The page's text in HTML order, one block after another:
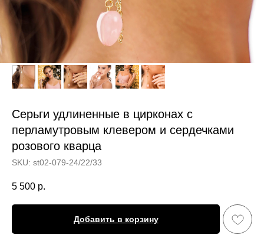
Серьги удлиненные в цирконах с
перламутровым клевером и сердечками
розового кварца
SKU: st02-079-24/22/33
5 500 р.
Добавить в корзину